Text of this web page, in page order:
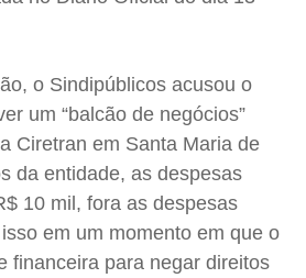
o Sindipúblicos acusou o
um “balcão de negócios”
Ciretran em Santa Maria de
da entidade, as despesas
10 mil, fora as despesas
em um momento em que o
financeira para negar direitos